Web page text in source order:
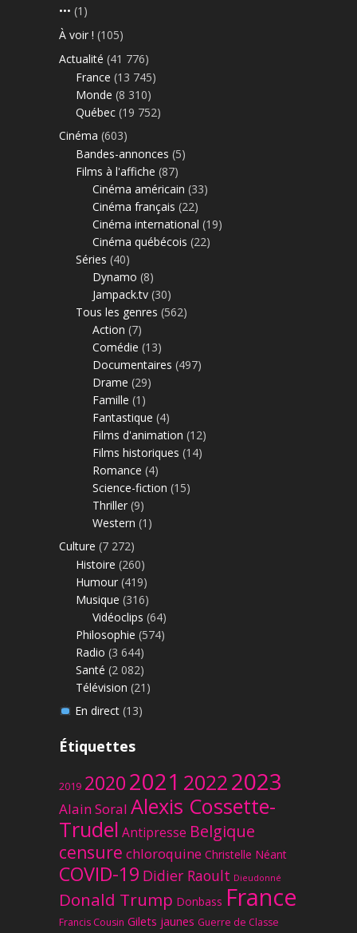
••• (1)
À voir ! (105)
Actualité (41 776)
France (13 745)
Monde (8 310)
Québec (19 752)
Cinéma (603)
Bandes-annonces (5)
Films à l'affiche (87)
Cinéma américain (33)
Cinéma français (22)
Cinéma international (19)
Cinéma québécois (22)
Séries (40)
Dynamo (8)
Jampack.tv (30)
Tous les genres (562)
Action (7)
Comédie (13)
Documentaires (497)
Drame (29)
Famille (1)
Fantastique (4)
Films d'animation (12)
Films historiques (14)
Romance (4)
Science-fiction (15)
Thriller (9)
Western (1)
Culture (7 272)
Histoire (260)
Humour (419)
Musique (316)
Vidéoclips (64)
Philosophie (574)
Radio (3 644)
Santé (2 082)
Télévision (21)
En direct(13)
Étiquettes
2019 20202021 20222023
Alain Soral Alexis Cossette-
Trudel Antipresse Belgique
censure chloroquine Christelle Néant
COVID-19 Didier Raoult Dieudonné
Donald Trump Donbass France
Francis Cousin Gilets jaunes Guerre de Classe